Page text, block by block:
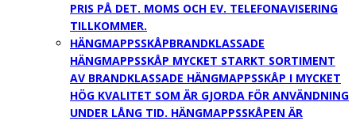
PRIS PÅ DET. MOMS OCH EV. TELEFONAVISERING
TILLKOMMER.
HÄNGMAPPSSKÅPBRANDKLASSADE
HÄNGMAPPSSKÅP MYCKET STARKT SORTIMENT
AV BRANDKLASSADE HÄNGMAPPSSKÅP I MYCKET
HÖG KVALITET SOM ÄR GJORDA FÖR ANVÄNDNING
UNDER LÅNG TID. HÄNGMAPPSSKÅPEN ÄR